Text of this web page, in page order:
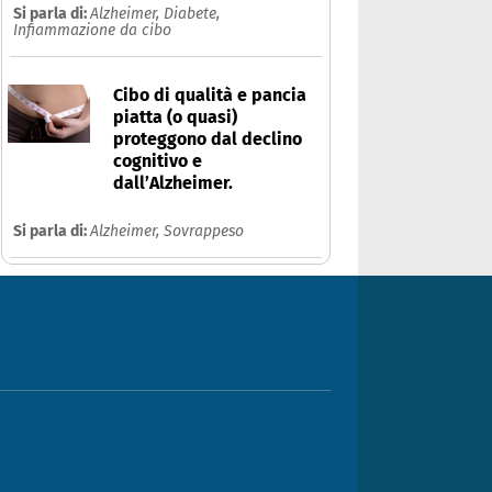
Si parla di:Alzheimer, Diabete,
Infiammazione da cibo
Cibo di qualità e pancia
piatta (o quasi)
proteggono dal declino
cognitivo e
dall’Alzheimer.
Si parla di:Alzheimer, Sovrappeso